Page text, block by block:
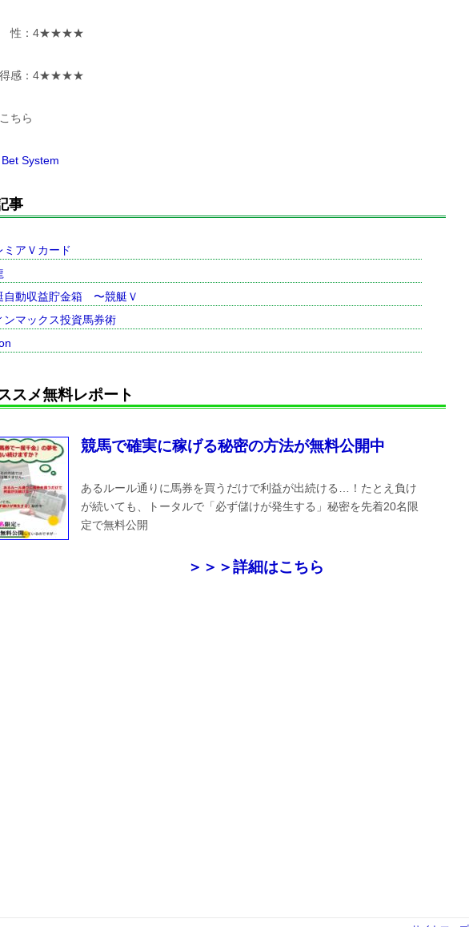
性：4★★★★
得感：4★★★★
ちら
System
事
ミアＶカード
自動収益貯金箱 〜競艇Ｖ
ンマックス投資馬券術
スメ無料レポート
競馬で確実に稼げる秘密の方法が無料公開中
あるルール通りに馬券を買うだけで利益が出続ける…！たとえ負け
が続いても、トータルで「必ず儲けが発生する」秘密を先着20名限
定で無料公開
＞＞＞詳細はこちら